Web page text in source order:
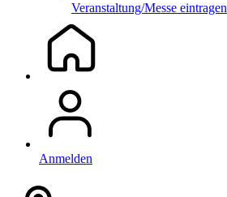
Veranstaltung/Messe eintragen
Anmelden